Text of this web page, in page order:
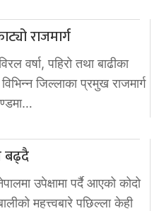
राजमार्ग
वर्षा, पहिरो तथा बाढीका
जिल्लाका प्रमुख राजमार्ग
बढ्दै
उपेक्षामा पर्दै आएको कोदो
महत्त्वबारे पछिल्ला केही